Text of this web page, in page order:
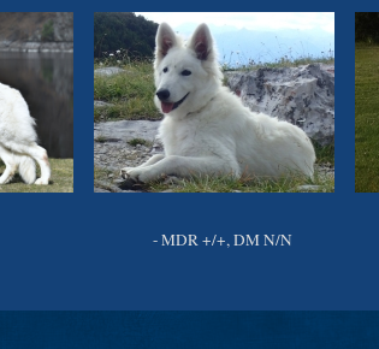
- MDR +/+, DM N/N